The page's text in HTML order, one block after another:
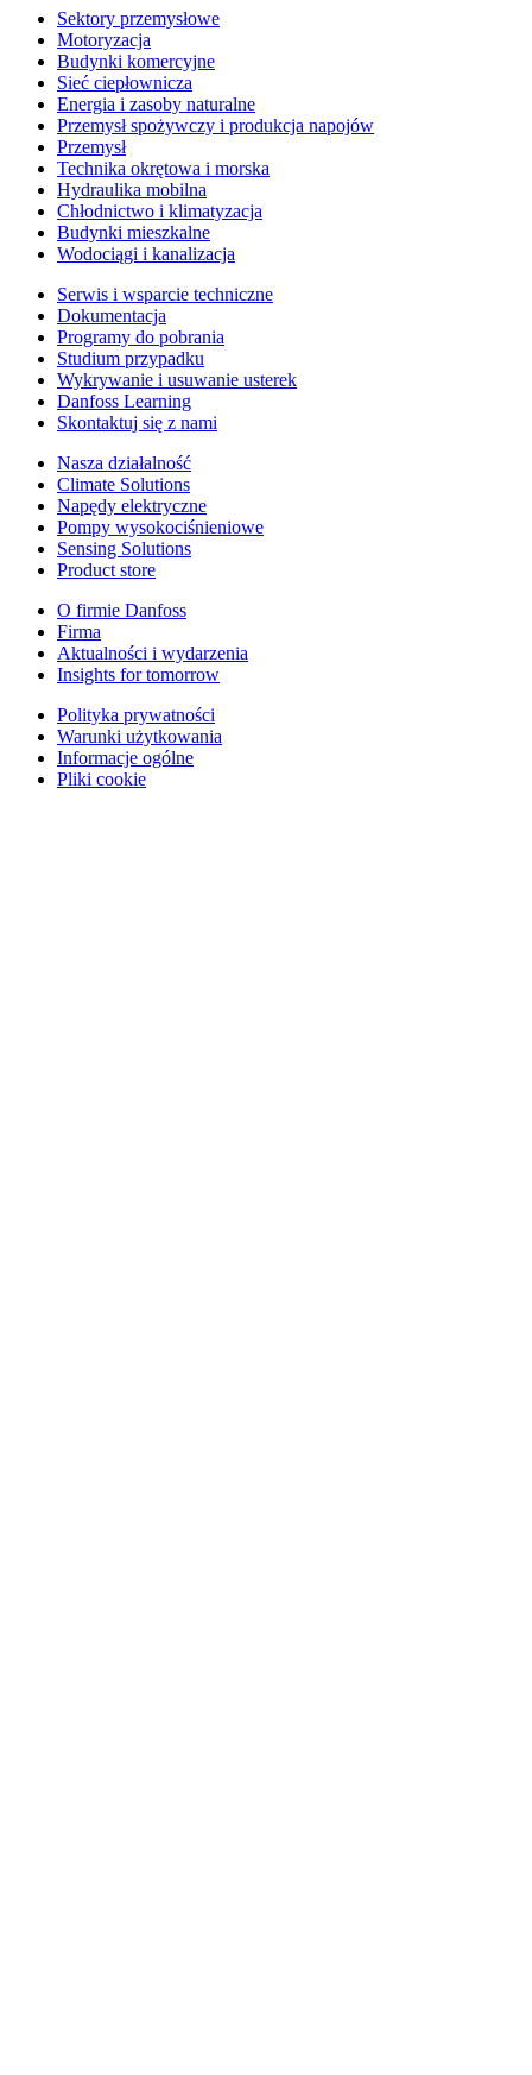
Sektory przemysłowe
Motoryzacja
Budynki komercyjne
Sieć ciepłownicza
Energia i zasoby naturalne
Przemysł spożywczy i produkcja napojów
Przemysł
Technika okrętowa i morska
Hydraulika mobilna
Chłodnictwo i klimatyzacja
Budynki mieszkalne
Wodociągi i kanalizacja
Serwis i wsparcie techniczne
Dokumentacja
Programy do pobrania
Studium przypadku
Wykrywanie i usuwanie usterek
Danfoss Learning
Skontaktuj się z nami
Nasza działalność
Climate Solutions
Napędy elektryczne
Pompy wysokociśnieniowe
Sensing Solutions
Product store
O firmie Danfoss
Firma
Aktualności i wydarzenia
Insights for tomorrow
Polityka prywatności
Warunki użytkowania
Informacje ogólne
Pliki cookie